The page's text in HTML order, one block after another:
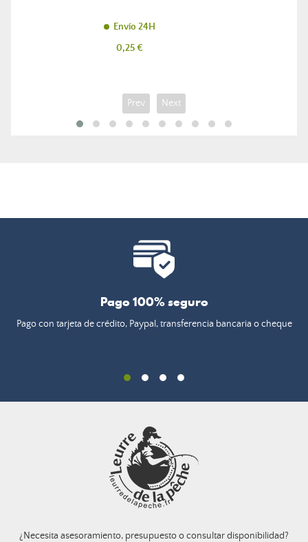
Envío 24H
Precio
0,25 €
Prev Next
Pago 100% seguro
Pago con tarjeta de crédito, Paypal, transferencia bancaria o cheque
¿Necesita asesoramiento, presupuesto o consultar disponibilidad?